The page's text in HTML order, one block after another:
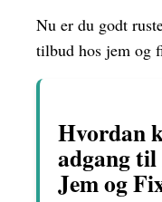
Nu er du godt
tilbud hos jem og
Hvordan
adgang
Jem og